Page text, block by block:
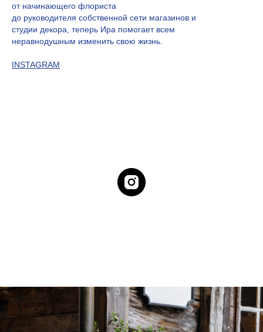
от начинающего флориста
до руководителя собственной сети магазинов и
студии декора, теперь Ира помогает всем
неравнодушным изменить свою жизнь.
INSTAGRAM